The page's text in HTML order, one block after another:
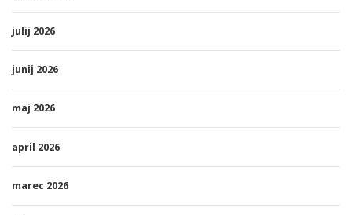
julij 2026
junij 2026
maj 2026
april 2026
marec 2026